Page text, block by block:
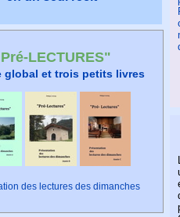
LECTURES"
global et trois petits livres
des lectures des dimanches